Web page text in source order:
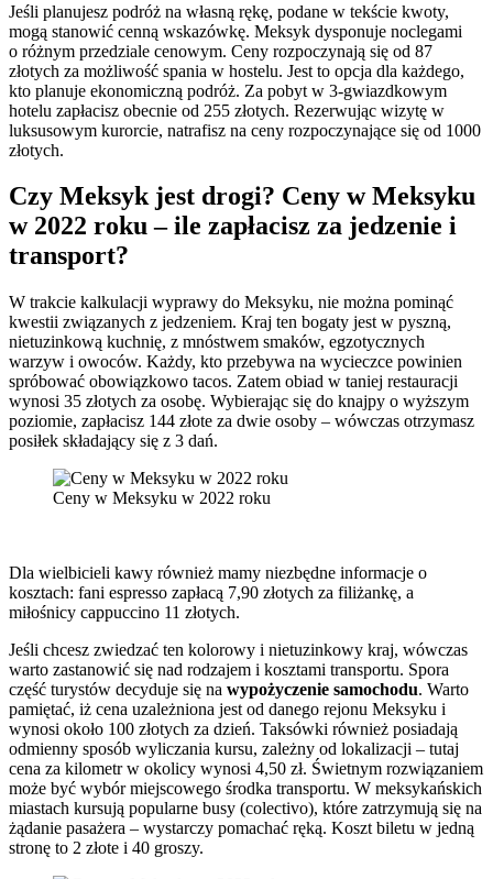
Jeśli planujesz podróż na własną rękę, podane w tekście kwoty,
mogą stanowić cenną wskazówkę. Meksyk dysponuje noclegami
o różnym przedziale cenowym. Ceny rozpoczynają się od 87
złotych za możliwość spania w hostelu. Jest to opcja dla każdego,
kto planuje ekonomiczną podróż. Za pobyt w 3-gwiazdkowym
hotelu zapłacisz obecnie od 255 złotych. Rezerwując wizytę w
luksusowym kurorcie, natrafisz na ceny rozpoczynające się od 1000
złotych.
Czy Meksyk jest drogi? Ceny w Meksyku
w 2022 roku – ile zapłacisz za jedzenie i
transport?
W trakcie kalkulacji wyprawy do Meksyku, nie można pominąć
kwestii związanych z jedzeniem. Kraj ten bogaty jest w pyszną,
nietuzinkową kuchnię, z mnóstwem smaków, egzotycznych
warzyw i owoców. Każdy, kto przebywa na wycieczce powinien
spróbować obowiązkowo tacos. Zatem obiad w taniej restauracji
wynosi 35 złotych za osobę. Wybierając się do knajpy o wyższym
poziomie, zapłacisz 144 złote za dwie osoby – wówczas otrzymasz
posiłek składający się z 3 dań.
Ceny w Meksyku w 2022 roku
Dla wielbicieli kawy również mamy niezbędne informacje o
kosztach: fani espresso zapłacą 7,90 złotych za filiżankę, a
miłośnicy cappuccino 11 złotych.
Jeśli chcesz zwiedzać ten kolorowy i nietuzinkowy kraj, wówczas
warto zastanowić się nad rodzajem i kosztami transportu. Spora
część turystów decyduje się na wypożyczenie samochodu. Warto
pamiętać, iż cena uzależniona jest od danego rejonu Meksyku i
wynosi około 100 złotych za dzień. Taksówki również posiadają
odmienny sposób wyliczania kursu, zależny od lokalizacji – tutaj
cena za kilometr w okolicy wynosi 4,50 zł. Świetnym rozwiązaniem
może być wybór miejscowego środka transportu. W meksykańskich
miastach kursują popularne busy (colectivo), które zatrzymują się na
żądanie pasażera – wystarczy pomachać ręką. Koszt biletu w jedną
stronę to 2 złote i 40 groszy.